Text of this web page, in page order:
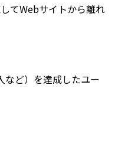
てWebサイトから離れ
ど）を達成したユー